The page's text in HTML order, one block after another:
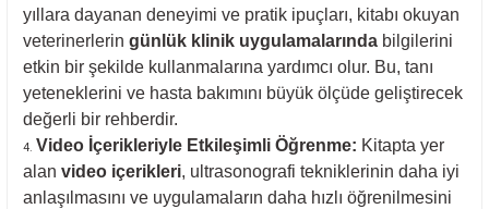
yıllara dayanan deneyimi ve pratik ipuçları, kitabı okuyan
veterinerlerin günlük klinik uygulamalarında bilgilerini
etkin bir şekilde kullanmalarına yardımcı olur. Bu, tanı
yeteneklerini ve hasta bakımını büyük ölçüde geliştirecek
değerli bir rehberdir.
Video İçerikleriyle Etkileşimli Öğrenme: Kitapta yer
alan video içerikleri, ultrasonografi tekniklerinin daha iyi
anlaşılmasını ve uygulamaların daha hızlı öğrenilmesini